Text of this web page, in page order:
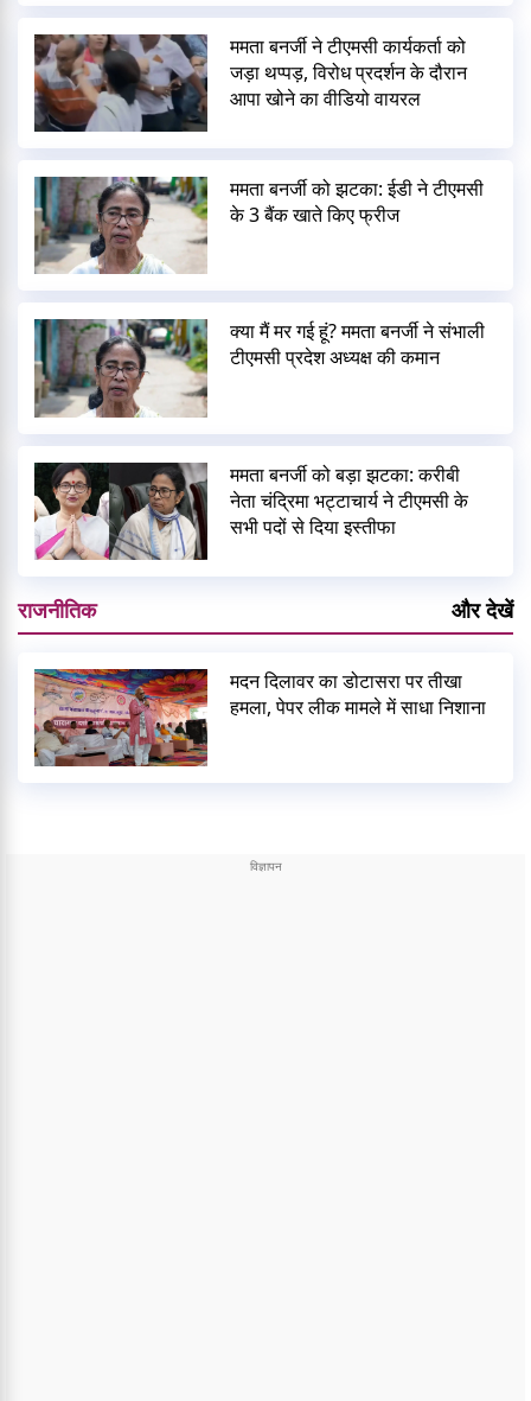
ममता बनर्जी ने टीएमसी कार्यकर्ता को
जड़ा थप्पड़, विरोध प्रदर्शन के दौरान
आपा खोने का वीडियो वायरल
ममता बनर्जी को झटका: ईडी ने टीएमसी
के 3 बैंक खाते किए फ्रीज
क्या मैं मर गई हूं? ममता बनर्जी ने संभाली
टीएमसी प्रदेश अध्यक्ष की कमान
ममता बनर्जी को बड़ा झटका: करीबी
नेता चंद्रिमा भट्टाचार्य ने टीएमसी के
सभी पदों से दिया इस्तीफा
राजनीतिक और देखें
मदन दिलावर का डोटासरा पर तीखा
हमला, पेपर लीक मामले में साधा निशाना